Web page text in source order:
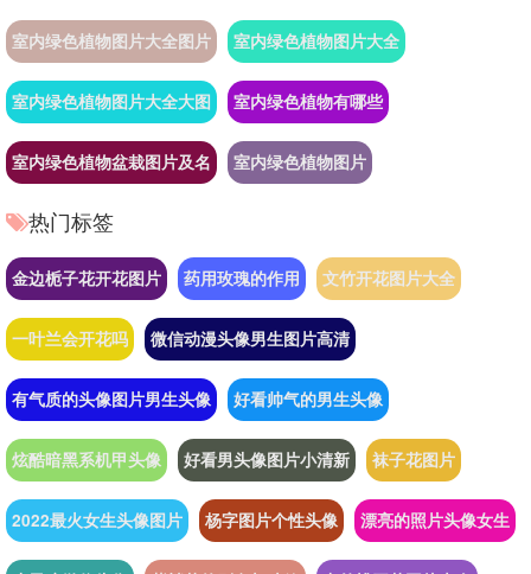
室内绿色植物图片大全图片 室内绿色植物图片大全
室内绿色植物图片大全大图 室内绿色植物有哪些
室内绿色植物盆栽图片及名 室内绿色植物图片
热门标签
金边栀子花开花图片 药用玫瑰的作用 文竹开花图片大全
一叶兰会开花吗 微信动漫头像男生图片高清
有气质的头像图片男生头像 好看帅气的男生头像
炫酷暗黑系机甲头像 好看男头像图片小清新 袜子花图片
2022最火女生头像图片 杨字图片个性头像 漂亮的照片头像女生